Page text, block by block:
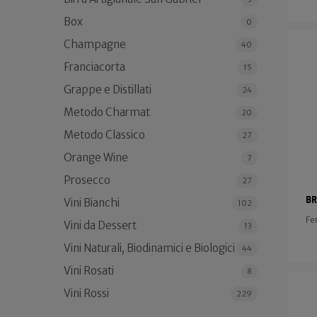
Box 0
Champagne 40
Franciacorta 15
Grappe e Distillati 24
Metodo Charmat 20
Metodo Classico 27
Orange Wine 7
Prosecco 27
Vini Bianchi 102
Vini da Dessert 13
Vini Naturali, Biodinamici e Biologici 44
Vini Rosati 8
Vini Rossi 229